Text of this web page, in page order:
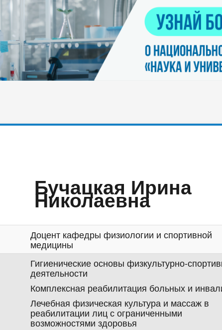
Библиотека
Контакты
Оценка качества образования
Нацпроект "Наука и
Единое окно по решению вопросов
поддержки молодых студенческих
семей и матерей (отцов) с детьми
Бучацкая Ирина
Николаевна
Доцент кафедры физиологии и спортивной
медицины
Гигиенические основы физкультурно-
деятельности
Комплексная реабилитация больных и
Лечебная физическая культура и массаж в
реабилитации лиц с ограниченными
возможностями здоровья